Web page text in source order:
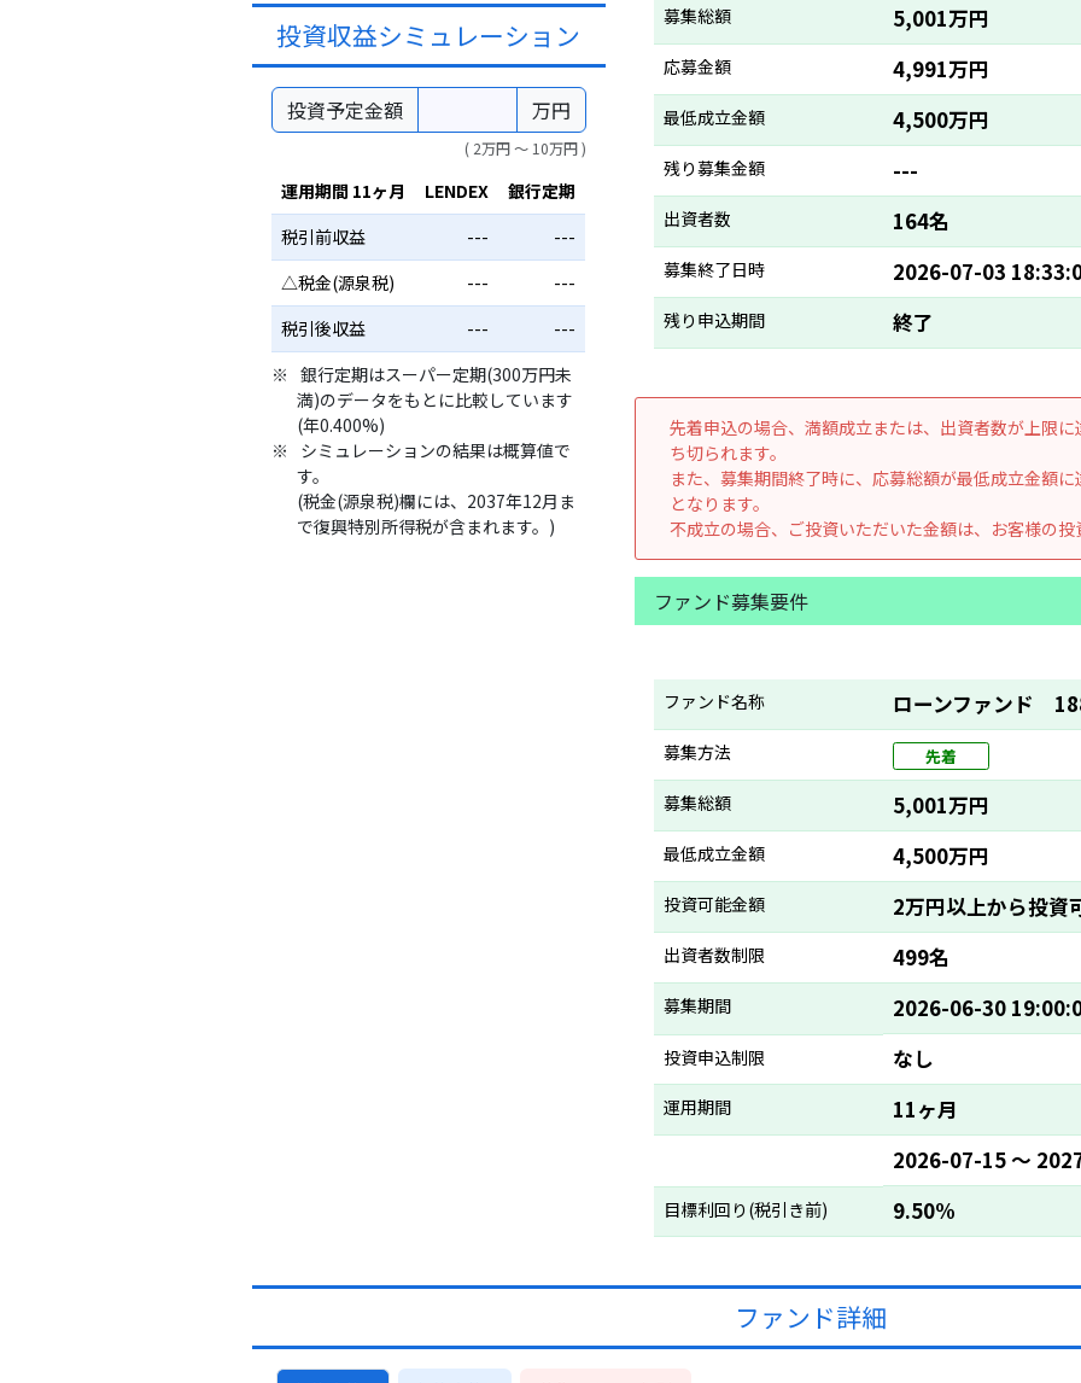
投資収益シミュレーション
投資予定金額 万円
( 2万円 〜 10万円 )
運用期間 11ヶ月 LENDEX
銀行定期
税引前収益
---
---
△税金(源泉税)
---
---
税引後収益
---
---
銀行定期はスーパー定期(300万円未
満)のデータをもとに比較しています
(年0.400%)
シミュレーションの結果は概算値で
す。
(税金(源泉税)欄には、2037年12月ま
で復興特別所得税が含まれます。)
募集総額 5,001万円
応募金額 4,991万円
最低成立金額 4,500万円
残り募集金額 ---
出資者数 164名
募集終了日時 2026-07-03
残り申込期間 終了
先着申込の場合、満額成立または、出資者数が上限
ち切られます。
また、募集期間終了時に、応募総額が最低成立金額
となります。
不成立の場合、ご投資いただいた金額は、お客様の投
ファンド募集要件
ファンド名称 ローンファンド
募集方法 先着
募集総額 5,001万円
最低成立金額 4,500万円
投資可能金額 2万円以上から投資
出資者数制限 499名
募集期間 2026-06-30
投資申込制限 なし
運用期間
11ヶ月
2026-07-15 〜
目標利回り(税引き前) 9.50%
ファンド詳細